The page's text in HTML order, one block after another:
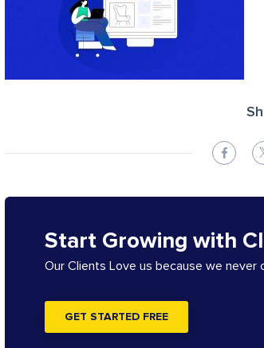
Start Growing with
Our Clients Love us because we never
GET STARTED FREE